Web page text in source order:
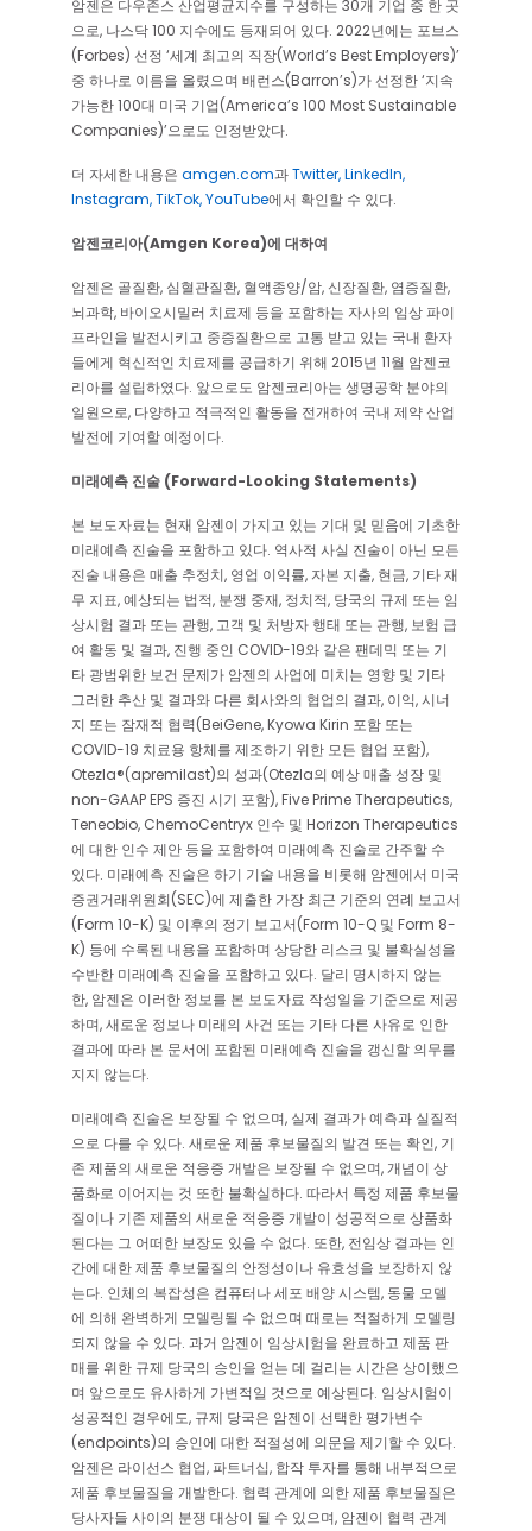
암젠은 다우존스 산업평균지수를 구성하는 30개 기업 중 한 곳
으로, 나스닥 100 지수에도 등재되어 있다. 2022년에는 포브스
(Forbes) 선정 ‘세계 최고의 직장(World’s Best Employers)’
중 하나로 이름을 올렸으며 배런스(Barron’s)가 선정한 ‘지속
가능한 100대 미국 기업(America’s 100 Most Sustainable
Companies)’으로도 인정받았다.
더 자세한 내용은 amgen.com과Twitter,LinkedIn,
Instagram,TikTok,YouTube에서 확인할 수 있다.
암젠코리아(Amgen Korea)에 대하여
암젠은 골질환, 심혈관질환, 혈액종양/암, 신장질환, 염증질환,
뇌과학, 바이오시밀러 치료제 등을 포함하는 자사의 임상 파이
프라인을 발전시키고 중증질환으로 고통 받고 있는 국내 환자
들에게 혁신적인 치료제를 공급하기 위해 2015년 11월 암젠코
리아를 설립하였다. 앞으로도 암젠코리아는 생명공학 분야의
일원으로, 다양하고 적극적인 활동을 전개하여 국내 제약 산업
발전에 기여할 예정이다.
미래예측 진술 (Forward-Looking Statements)
본 보도자료는 현재 암젠이 가지고 있는 기대 및 믿음에 기초한
미래예측 진술을 포함하고 있다. 역사적 사실 진술이 아닌 모든
진술 내용은 매출 추정치, 영업 이익률, 자본 지출, 현금, 기타 재
무 지표, 예상되는 법적, 분쟁 중재, 정치적, 당국의 규제 또는 임
상시험 결과 또는 관행, 고객 및 처방자 행태 또는 관행, 보험 급
여 활동 및 결과, 진행 중인 COVID-19와 같은 팬데믹 또는 기
타 광범위한 보건 문제가 암젠의 사업에 미치는 영향 및 기타
그러한 추산 및 결과와 다른 회사와의 협업의 결과, 이익, 시너
지 또는 잠재적 협력(BeiGene, Kyowa Kirin 포함 또는
COVID-19 치료용 항체를 제조하기 위한 모든 협업 포함),
Otezla®(apremilast)의 성과(Otezla의 예상 매출 성장 및
non-GAAP EPS 증진 시기 포함), Five Prime Therapeutics,
Teneobio, ChemoCentryx 인수 및 Horizon Therapeutics
에 대한 인수 제안 등을 포함하여 미래예측 진술로 간주할 수
있다. 미래예측 진술은 하기 기술 내용을 비롯해 암젠에서 미국
증권거래위원회(SEC)에 제출한 가장 최근 기준의 연례 보고서
(Form 10-K) 및 이후의 정기 보고서(Form 10-Q 및 Form 8-
K) 등에 수록된 내용을 포함하며 상당한 리스크 및 불확실성을
수반한 미래예측 진술을 포함하고 있다. 달리 명시하지 않는
한, 암젠은 이러한 정보를 본 보도자료 작성일을 기준으로 제공
하며, 새로운 정보나 미래의 사건 또는 기타 다른 사유로 인한
결과에 따라 본 문서에 포함된 미래예측 진술을 갱신할 의무를
지지 않는다.
미래예측 진술은 보장될 수 없으며, 실제 결과가 예측과 실질적
으로 다를 수 있다. 새로운 제품 후보물질의 발견 또는 확인, 기
존 제품의 새로운 적응증 개발은 보장될 수 없으며, 개념이 상
품화로 이어지는 것 또한 불확실하다. 따라서 특정 제품 후보물
질이나 기존 제품의 새로운 적응증 개발이 성공적으로 상품화
된다는 그 어떠한 보장도 있을 수 없다. 또한, 전임상 결과는 인
간에 대한 제품 후보물질의 안정성이나 유효성을 보장하지 않
는다. 인체의 복잡성은 컴퓨터나 세포 배양 시스템, 동물 모델
에 의해 완벽하게 모델링될 수 없으며 때로는 적절하게 모델링
되지 않을 수 있다. 과거 암젠이 임상시험을 완료하고 제품 판
매를 위한 규제 당국의 승인을 얻는 데 걸리는 시간은 상이했으
며 앞으로도 유사하게 가변적일 것으로 예상된다. 임상시험이
성공적인 경우에도, 규제 당국은 암젠이 선택한 평가변수
(endpoints)의 승인에 대한 적절성에 의문을 제기할 수 있다.
암젠은 라이선스 협업, 파트너십, 합작 투자를 통해 내부적으로
제품 후보물질을 개발한다. 협력 관계에 의한 제품 후보물질은
당사자들 사이의 분쟁 대상이 될 수 있으며, 암젠이 협력 관계